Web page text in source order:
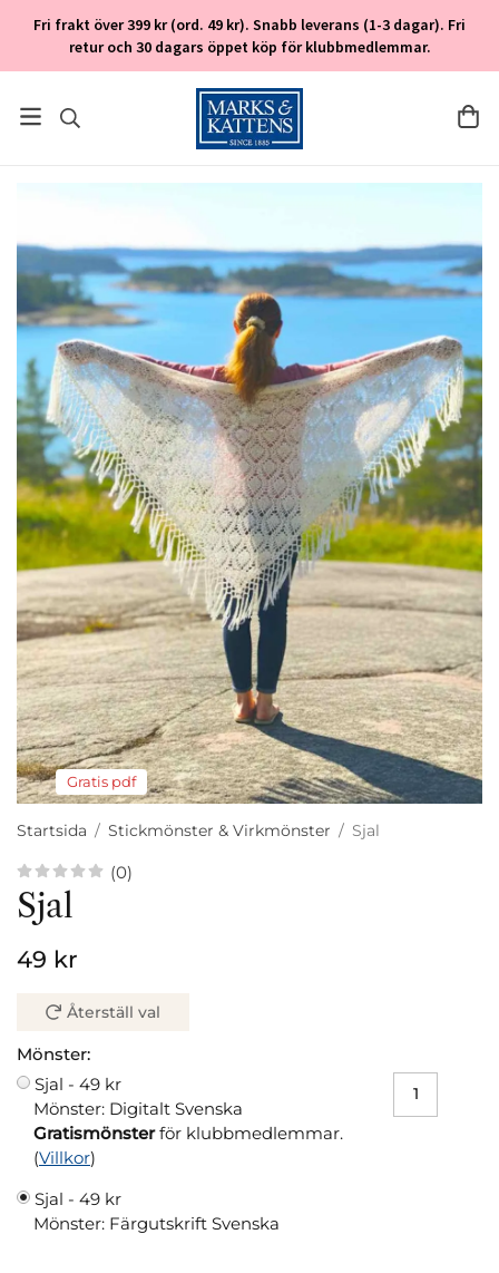
Fri frakt över 399 kr (ord. 49 kr). Snabb leverans (1-3 dagar). Fri
retur och 30 dagars öppet köp för klubbmedlemmar.
Gratis pdf
Startsida / Stickmönster & Virkmönster / Sjal
(0)
Sjal
49 kr
Återställ val
Mönster:
Sjal - 49 kr
Mönster: Digitalt Svenska
Gratismönsterför klubbmedlemmar.
(Villkor)
Sjal - 49 kr
Mönster: Färgutskrift Svenska